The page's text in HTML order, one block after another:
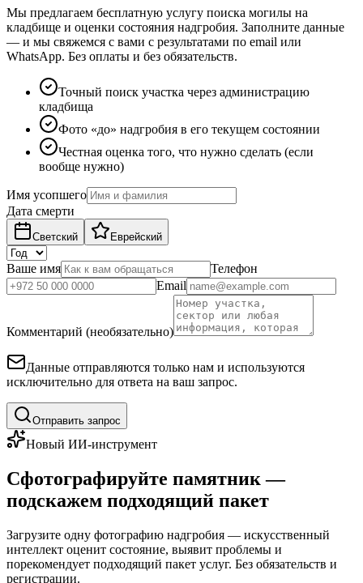
Мы предлагаем бесплатную услугу поиска могилы на
кладбище и оценки состояния надгробия. Заполните данные
— и мы свяжемся с вами с результатами по email или
WhatsApp. Без оплаты и без обязательств.
Точный поиск участка через администрацию
кладбища
Фото «до» надгробия в его текущем состоянии
Честная оценка того, что нужно сделать (если
вообще нужно)
Имя усопшего
Дата смерти
Светский Еврейский
Ваше имя
Телефон
Email
Комментарий (необязательно)
Данные отправляются только нам и используются
исключительно для ответа на ваш запрос.
Отправить запрос
Новый ИИ-инструмент
Сфотографируйте памятник —
подскажем подходящий пакет
Загрузите одну фотографию надгробия — искусственный
интеллект оценит состояние, выявит проблемы и
порекомендует подходящий пакет услуг. Без обязательств и
регистрации.